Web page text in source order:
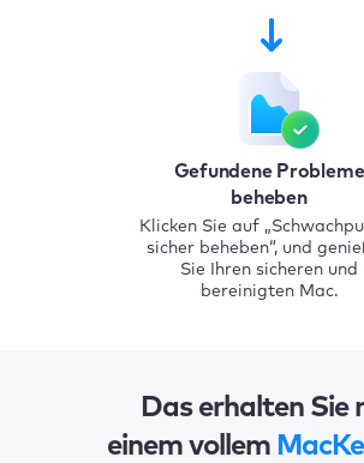
Gefundene Probleme
beheben
Klicken Sie auf
sicher beheben“, und
Sie Ihren sicheren und
bereinigten Mac.
Das erhalten Sie
einem vollem